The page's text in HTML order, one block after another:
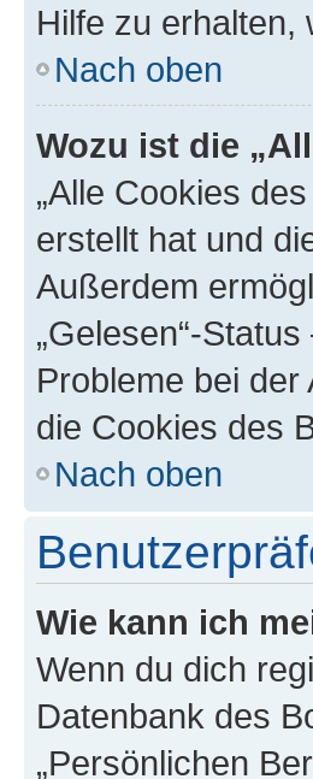
Hilfe zu erhalten,
Nach oben
Wozu ist die
„Alle Cookies
erstellt hat und
Außerdem
„Gelesen“-
Probleme bei
die Cookies des
Nach oben
Wie kann ich
Wenn du dich
Datenbank des
„Persönlichen